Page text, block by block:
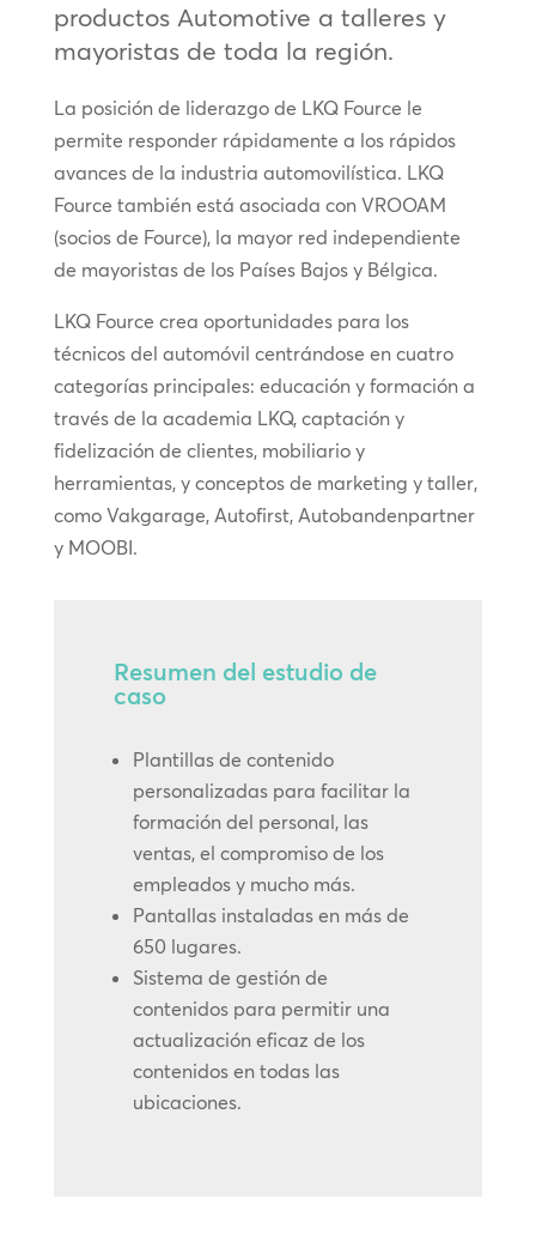
productos Automotive a talleres y
mayoristas de toda la región.
La posición de liderazgo de LKQ Fource le
permite responder rápidamente a los rápidos
avances de la industria automovilística. LKQ
Fource también está asociada con VROOAM
(socios de Fource), la mayor red independiente
de mayoristas de los Países Bajos y Bélgica.
LKQ Fource crea oportunidades para los
técnicos del automóvil centrándose en cuatro
categorías principales: educación y formación a
través de la academia LKQ, captación y
fidelización de clientes, mobiliario y
herramientas, y conceptos de marketing y taller,
como Vakgarage, Autofirst, Autobandenpartner
y MOOBI.
Resumen del estudio de
caso
Plantillas de contenido
personalizadas para facilitar la
formación del personal, las
ventas, el compromiso de los
empleados y mucho más.
Pantallas instaladas en más de
650 lugares.
Sistema de gestión de
contenidos para permitir una
actualización eficaz de los
contenidos en todas las
ubicaciones.